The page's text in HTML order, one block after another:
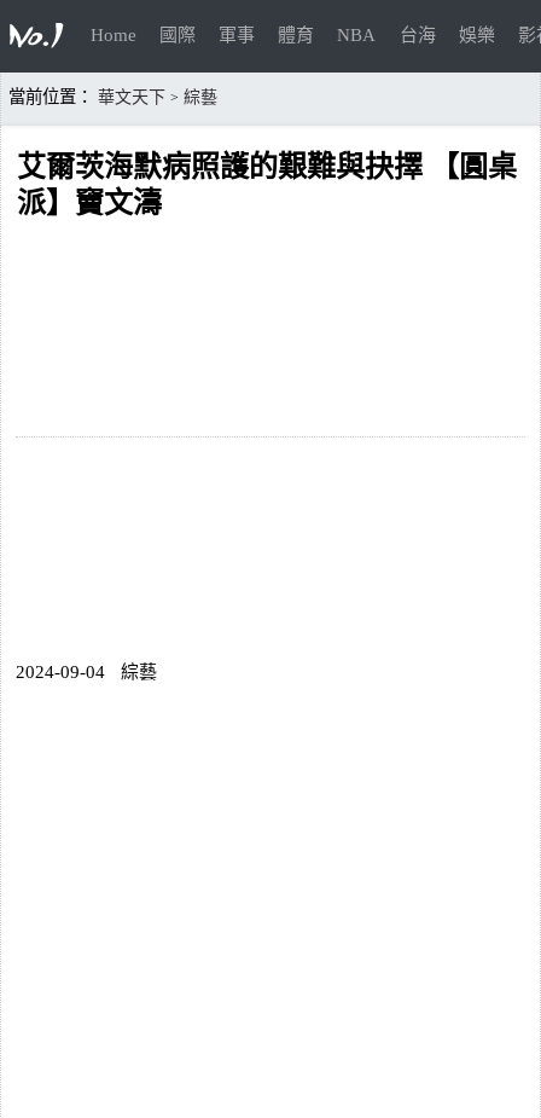
Home 國際 軍事 體育 NBA 台海 娛樂 影
當前位置： 華文天下 > 綜藝
艾爾茨海默病照護的艱難與抉擇 【圓桌
派】竇文濤
2024-09-04 綜藝